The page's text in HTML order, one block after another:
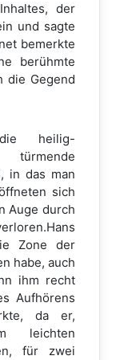
der
und sagte
bemerkte
berühmte
die Gegend
heilig-
türmende
in das man
sich
Auge durch
Zone der
habe, auch
ihm recht
Aufhörens
da er,
leichten
für zwei